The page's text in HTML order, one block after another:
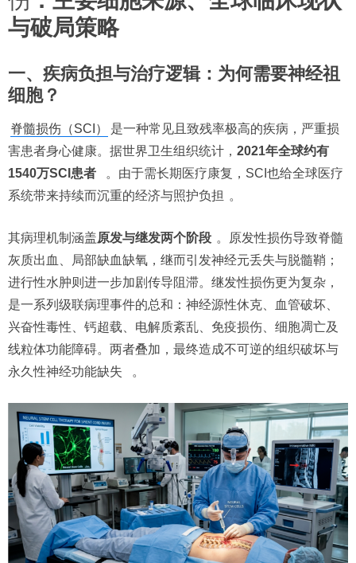
与破局策略
一、疾病负担与治疗逻辑：为何需要神经祖
细胞？
脊髓损伤（SCI）
是一种常见且致残率极高的疾病，严重损
害患者身心健康。据世界卫生组织统计， 2021年全球约有
1540万SCI患者
。由于需长期医疗康复，SCI也给全球医疗
系统带来持续而沉重的经济与照护负担 。
其病理机制涵盖原发与继发两个阶段 。原发性损伤导致脊髓
灰质出血、局部缺血缺氧，继而引发神经元丢失与脱髓鞘；
进行性水肿则进一步加剧传导阻滞。继发性损伤更为复杂，
是一系列级联病理事件的总和：神经源性休克、血管破坏、
兴奋性毒性、钙超载、电解质紊乱、免疫损伤、细胞凋亡及
线粒体功能障碍。两者叠加，最终造成不可逆的组织破坏与
永久性神经功能缺失
。